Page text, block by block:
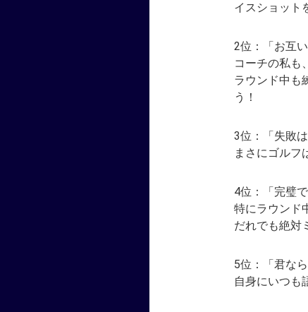
イスショット
2位：「お互
コーチの私も
ラウンド中も
う！
3位：「失敗
まさにゴルフ
4位：「完璧
特にラウンド
だれでも絶対
5位：「君な
自身にいつも